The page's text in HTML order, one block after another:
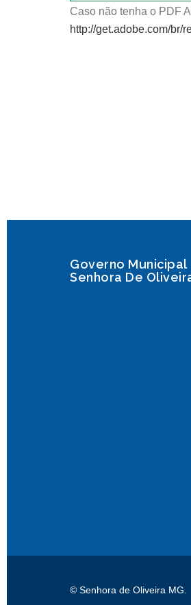
Caso não tenha o PDF
http://get.adobe.com/br/
Governo Municipal
Senhora De
© Senhora de Oliveira MG.